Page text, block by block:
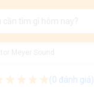
(0 đánh giá)